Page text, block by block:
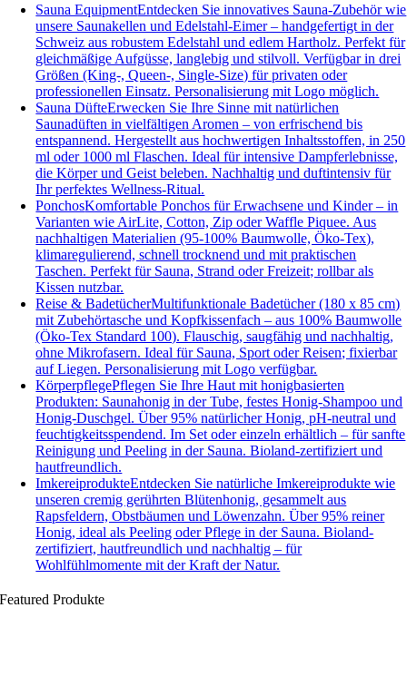
Sauna EquipmentEntdecken Sie innovatives Sauna-Zubehör wie
unsere Saunakellen und Edelstahl-Eimer – handgefertigt in der
Schweiz aus robustem Edelstahl und edlem Hartholz. Perfekt für
gleichmäßige Aufgüsse, langlebig und stilvoll. Verfügbar in drei
Größen (King-, Queen-, Single-Size) für privaten oder
professionellen Einsatz. Personalisierung mit Logo möglich.
Sauna DüfteErwecken Sie Ihre Sinne mit natürlichen
Saunadüften in vielfältigen Aromen – von erfrischend bis
entspannend. Hergestellt aus hochwertigen Inhaltsstoffen, in 250
ml oder 1000 ml Flaschen. Ideal für intensive Dampferlebnisse,
die Körper und Geist beleben. Nachhaltig und duftintensiv für
Ihr perfektes Wellness-Ritual.
PonchosKomfortable Ponchos für Erwachsene und Kinder – in
Varianten wie AirLite, Cotton, Zip oder Waffle Piquee. Aus
nachhaltigen Materialien (95-100% Baumwolle, Öko-Tex),
klimaregulierend, schnell trocknend und mit praktischen
Taschen. Perfekt für Sauna, Strand oder Freizeit; rollbar als
Kissen nutzbar.
Reise & BadetücherMultifunktionale Badetücher (180 x 85 cm)
mit Zubehörtasche und Kopfkissenfach – aus 100% Baumwolle
(Öko-Tex Standard 100). Flauschig, saugfähig und nachhaltig,
ohne Mikrofasern. Ideal für Sauna, Sport oder Reisen; fixierbar
auf Liegen. Personalisierung mit Logo verfügbar.
KörperpflegePflegen Sie Ihre Haut mit honigbasierten
Produkten: Saunahonig in der Tube, festes Honig-Shampoo und
Honig-Duschgel. Über 95% natürlicher Honig, pH-neutral und
feuchtigkeitsspendend. Im Set oder einzeln erhältlich – für sanfte
Reinigung und Peeling in der Sauna. Bioland-zertifiziert und
hautfreundlich.
ImkereiprodukteEntdecken Sie natürliche Imkereiprodukte wie
unseren cremig gerührten Blütenhonig, gesammelt aus
Rapsfeldern, Obstbäumen und Löwenzahn. Über 95% reiner
Honig, ideal als Peeling oder Pflege in der Sauna. Bioland-
zertifiziert, hautfreundlich und nachhaltig – für
Wohlfühlmomente mit der Kraft der Natur.
Featured Produkte